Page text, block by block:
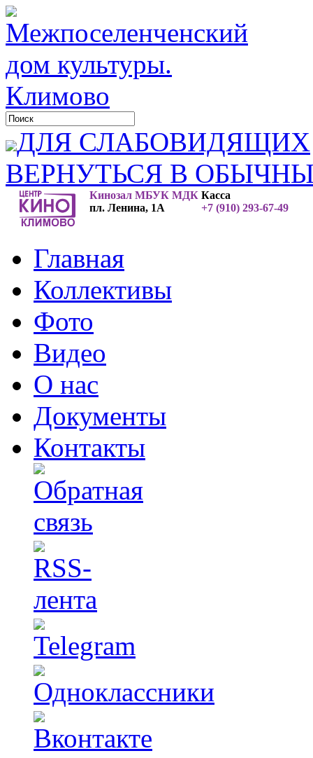
ДЛЯ СЛАБОВИДЯЩИХ
ВЕРНУТЬСЯ В
Кинозал МБУК МДК
пл. Ленина, 1А
Касса
+7 (910) 293-67-49
Главная
Коллективы
Фото
Видео
О нас
Документы
Контакты